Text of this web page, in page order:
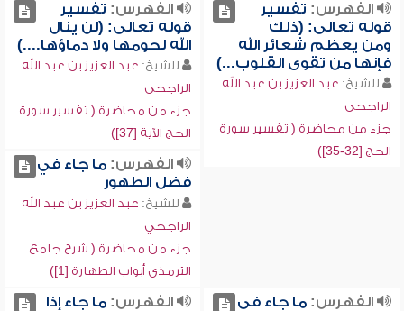
الفهرس: تفسير
قوله تعالى: (ذلك
ومن يعظم شعائر الله
فإنها من تقوى القلوب...)
للشيخ: عبد العزيز بن عبد الله
الراجحي
جزء من محاضرة ( تفسير سورة
الحج [32-35])
الفهرس: تفسير
قوله تعالى: (لن ينال
الله لحومها ولا دماؤها....)
للشيخ: عبد العزيز بن عبد الله
الراجحي
جزء من محاضرة ( تفسير سورة
الحج الآية [37])
الفهرس:ما جاء في
فضل الطهور
للشيخ: عبد العزيز بن عبد الله
الراجحي
جزء من محاضرة ( شرح جامع
الترمذي أبواب الطهارة [1])
الفهرس:ما جاء في
الفهرس:ما جاء إذا